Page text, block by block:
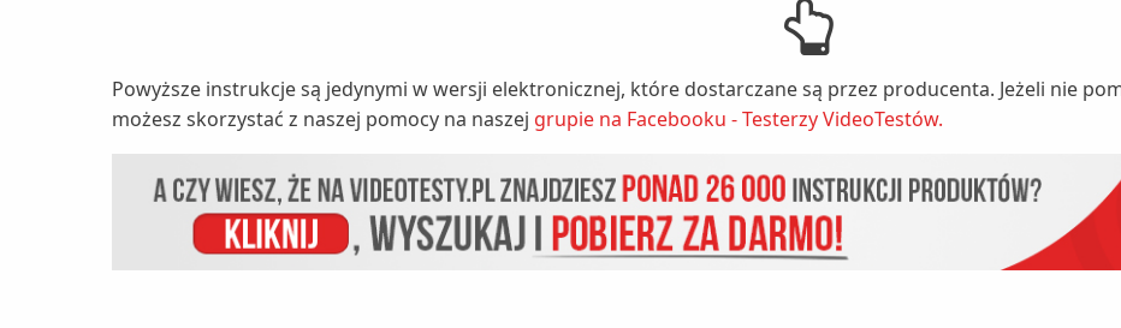
Powyższe instrukcje są jedynymi w wersji elektronicznej, które dostarczane są przez producenta. Jeżeli nie
możesz skorzystać z naszej pomocy na naszej grupie na Facebooku - Testerzy VideoTestów.